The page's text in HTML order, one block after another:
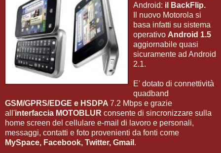
Android: il BackFlip.
Il nuovo Motorola si
basa infatti su sistema
operativo Android 1.5
aggiornabile quasi
sicuramente ad Android
2.1.
E' dotato di connettività
quadband
GSM/GPRS/EDGE e HSDPA 7.2 Mbps e grazie
all'interfaccia MOTOBLUR consente di sincronizzare sulla
home screen del cellulare e-mail di lavoro e personali,
messaggi, contatti e foto provenienti da fonti come
MySpace, Facebook, Twitter, Gmail .